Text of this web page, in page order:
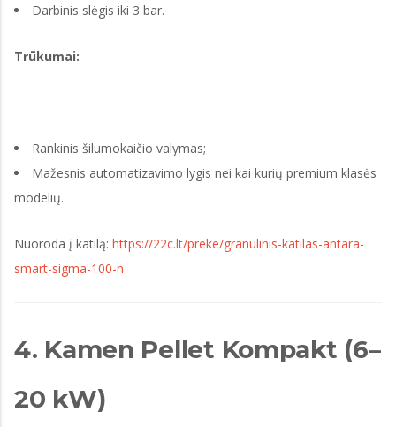
Darbinis slėgis iki 3 bar.
Trūkumai:
Rankinis šilumokaičio valymas;
Mažesnis automatizavimo lygis nei kai kurių premium klasės
modelių.
Nuoroda į katilą: https://22c.lt/preke/granulinis-katilas-antara-
smart-sigma-100-n
4. Kamen Pellet Kompakt (6–
20 kW)